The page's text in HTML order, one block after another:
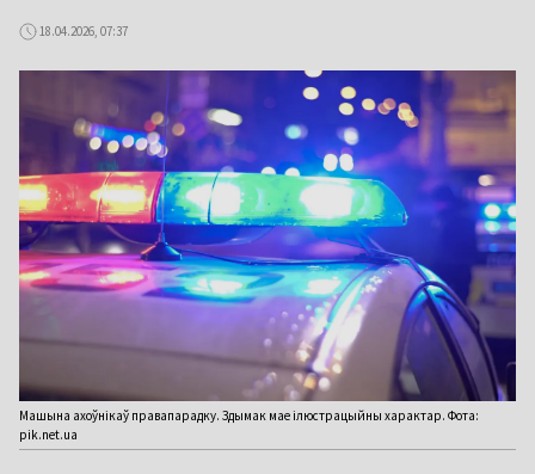
18.04.2026, 07:37
Машына ахоўнікаў правапарадку. Здымак мае ілюстрацыйны характар. Фота:
pik.net.ua